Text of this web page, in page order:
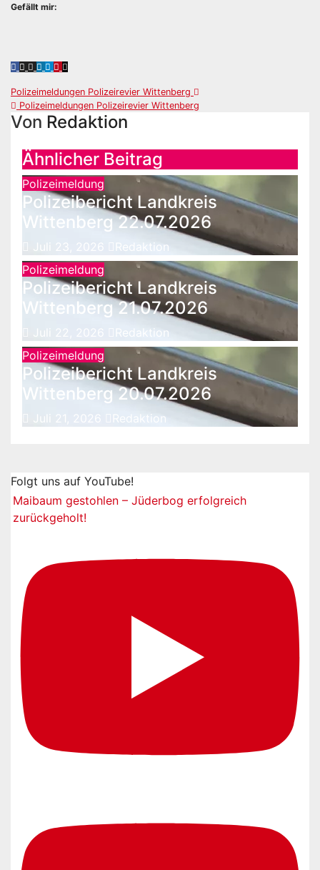
Gefällt mir:
Beitragsnavigation
Polizeimeldungen Polizeirevier Wittenberg
Polizeimeldungen Polizeirevier Wittenberg
Von Redaktion
Ähnlicher Beitrag
Polizeimeldung
Polizeibericht Landkreis
Wittenberg 22.07.2026
Juli 23, 2026
Redaktion
Polizeimeldung
Polizeibericht Landkreis
Wittenberg 21.07.2026
Juli 22, 2026
Redaktion
Polizeimeldung
Polizeibericht Landkreis
Wittenberg 20.07.2026
Juli 21, 2026 Redaktion
Folgt uns auf YouTube!
Maibaum gestohlen – Jüderbog erfolgreich
zurückgeholt!